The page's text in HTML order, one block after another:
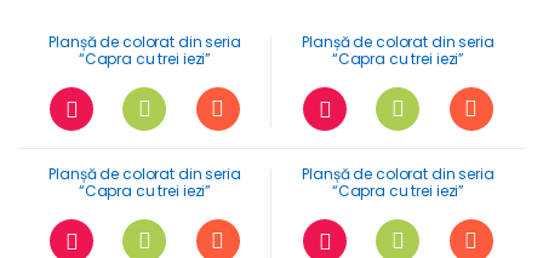
Planșă de colorat din seria
“Capra cu trei iezi”
Planșă de colorat din seria
“Capra cu trei iezi”
Planșă de colorat din seria
“Capra cu trei iezi”
Planșă de colorat din seria
“Capra cu trei iezi”